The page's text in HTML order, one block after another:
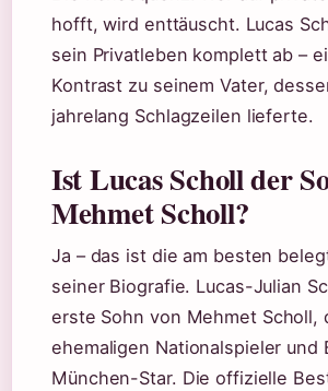
hofft, wird enttäuscht. Lucas
sein Privatleben komplett ab –
Kontrast zu seinem Vater,
jahrelang Schlagzeilen lieferte.
Ist Lucas Scholl der
Mehmet Scholl?
Ja – das ist die am besten
seiner Biografie. Lucas-Julian
erste Sohn von Mehmet Scholl,
ehemaligen Nationalspieler und
München-Star. Die offizielle